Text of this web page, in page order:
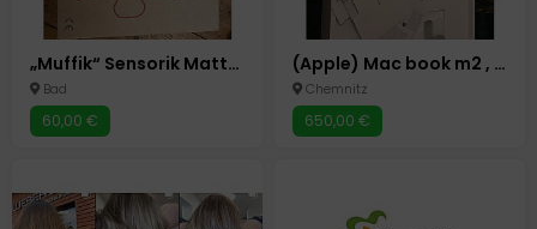
„Muffik“ Sensorik Matten
Bad
60,00 €
(Apple) Mac book m2 , 2022 , 8gb
Chemnitz
650,00 €